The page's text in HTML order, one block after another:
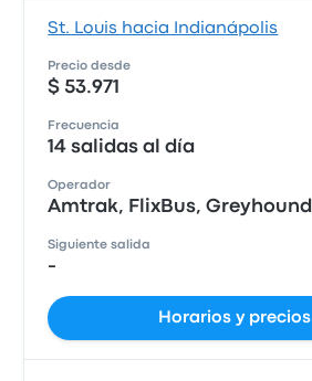
St. Louis hacia Indianápolis
Precio desde
$ 53.971
Frecuencia
14 salidas al día
Operador
Amtrak, FlixBus, Greyhound
Siguiente salida
-
Horarios y precios